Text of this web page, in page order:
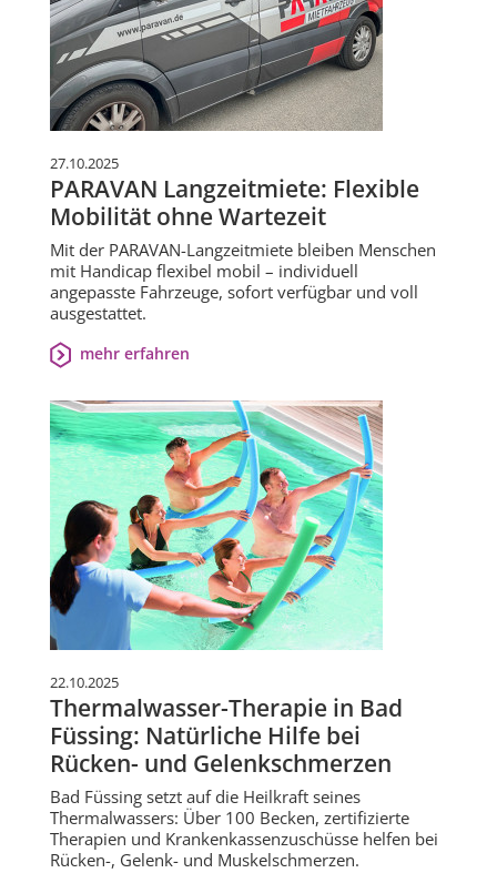
27.10.2025
PARAVAN Langzeitmiete: Flexible
Mobilität ohne Wartezeit
Mit der PARAVAN-Langzeitmiete bleiben Menschen
mit Handicap flexibel mobil – individuell
angepasste Fahrzeuge, sofort verfügbar und voll
ausgestattet.
mehr erfahren
22.10.2025
Thermalwasser-Therapie in Bad
Füssing: Natürliche Hilfe bei
Rücken- und Gelenkschmerzen
Bad Füssing setzt auf die Heilkraft seines
Thermalwassers: Über 100 Becken, zertifizierte
Therapien und Krankenkassenzuschüsse helfen bei
Rücken-, Gelenk- und Muskelschmerzen.